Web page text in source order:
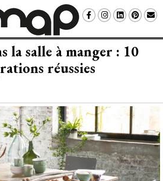
la salle à manger : 10
réussies